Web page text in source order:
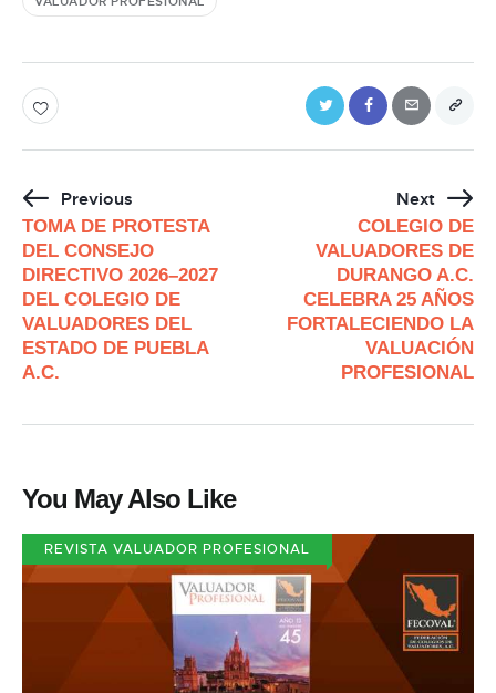
Previous
TOMA DE PROTESTA
DEL CONSEJO
DIRECTIVO 2026–2027
DEL COLEGIO DE
VALUADORES DEL
ESTADO DE PUEBLA
A.C.
Next
COLEGIO DE
VALUADORES DE
DURANGO A.C.
CELEBRA 25 AÑOS
FORTALECIENDO LA
VALUACIÓN
PROFESIONAL
You May Also Like
REVISTA VALUADOR PROFESIONAL